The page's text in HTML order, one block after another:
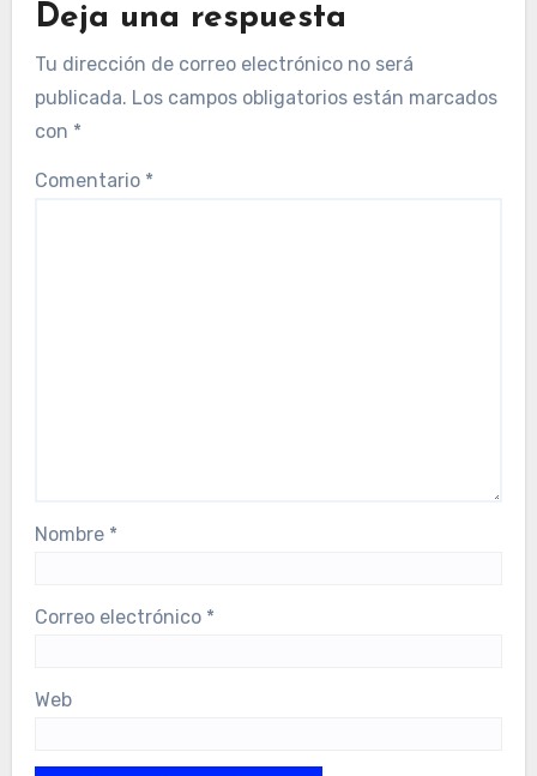
Deja una respuesta
Tu dirección de correo electrónico no será
publicada. Los campos obligatorios están marcados
con *
Comentario *
Nombre *
Correo electrónico *
Web